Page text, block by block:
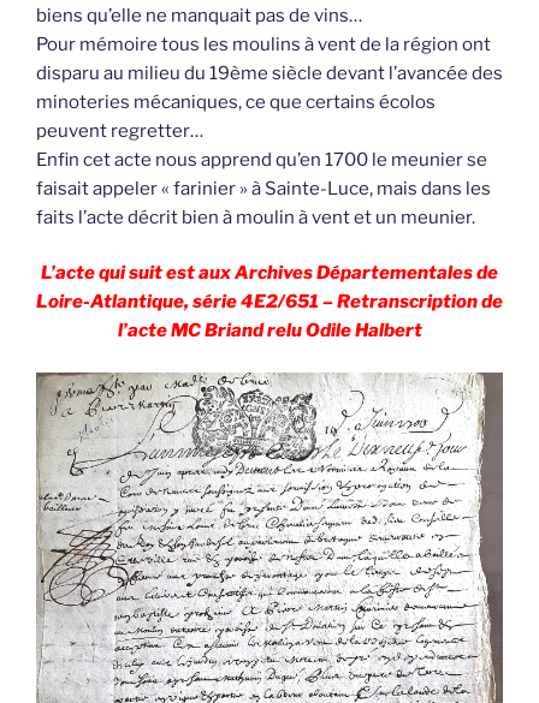
biens qu’elle ne manquait pas de vins…
Pour mémoire tous les moulins à vent de la région ont
disparu au milieu du 19ème siècle devant l’avancée des
minoteries mécaniques, ce que certains écolos
peuvent regretter…
Enfin cet acte nous apprend qu’en 1700 le meunier se
faisait appeler « farinier » à Sainte-Luce, mais dans les
faits l’acte décrit bien à moulin à vent et un meunier.
L’acte qui suit est aux Archives Départementales de
Loire-Atlantique, série 4E2/651 – Retranscription de
l’acte MC Briand relu Odile Halbert